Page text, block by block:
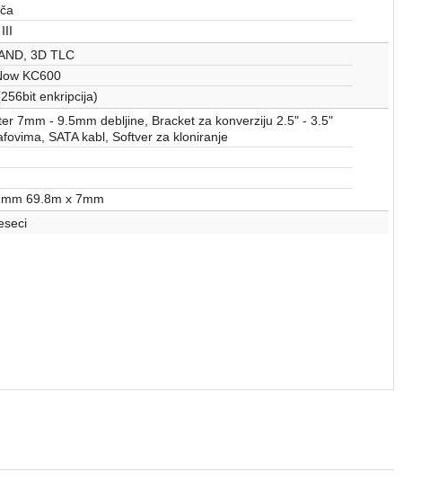
3D TLC
KC600
enkripcija)
7mm - 9.5mm debljine, Bracket za konverziju 2.5" - 3.5"
SATA kabl, Softver za kloniranje
69.8m x 7mm